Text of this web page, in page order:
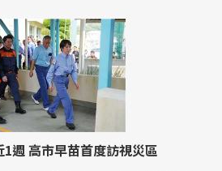
週 高市早苗首度訪視災區